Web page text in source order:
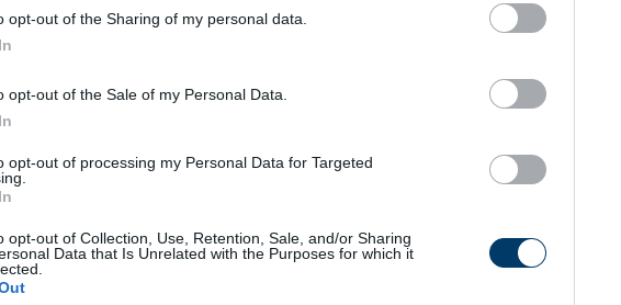
opt-out of the Sharing of my personal data.
opt-out of the Sale of my Personal Data.
opt-out of processing my Personal Data for Targeted
opt-out of Collection, Use, Retention, Sale, and/or Sharing
Data that Is Unrelated with the Purposes for which it
projektbe vetett bizalmukat.
tokenek adnak el a tőzsdéken, és a Polygon kiesett a
kriptovaluta közül. Ez a visszaesés azt sugallja, hogy a befektetők
korlátozhatja a növekedést.
hónapban a MATIC értéke 6,78%-kal nőtt, a Polygon napi
24 órában. Ha a Polygon befektetői kihasználják ezt a lendületet, a
bull run során.